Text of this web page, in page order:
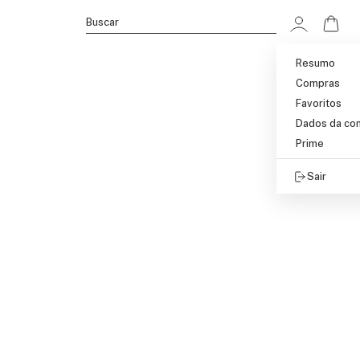
Buscar
Resumo
Compras
Favoritos
Dados da
Prime
Sair
Ir